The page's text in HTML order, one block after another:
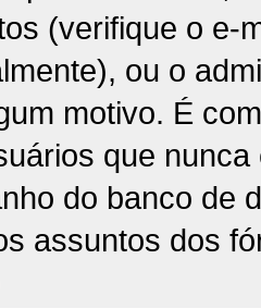
(verifique o e-
ou o
motivo. É
que
do banco de
assuntos dos